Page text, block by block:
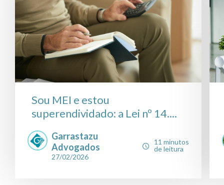
Sou MEI e estou
superendividado: a Lei nº 14....
Garrastazu
Advogados
27/02/2026
11 minutos
de leitura